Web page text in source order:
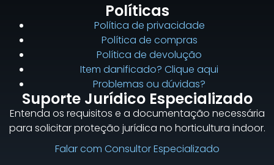
Políticas
Política de privacidade
Política de compras
Política de devolução
Item danificado? Clique aqui
Problemas ou dúvidas?
Suporte Jurídico Especializado
Entenda os requisitos e a documentação necessária
para solicitar proteção jurídica no horticultura indoor.
Falar com Consultor Especializado